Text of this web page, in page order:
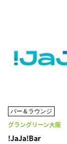
バー＆ラウンジ
グラングリーン大阪
!JaJa!Bar